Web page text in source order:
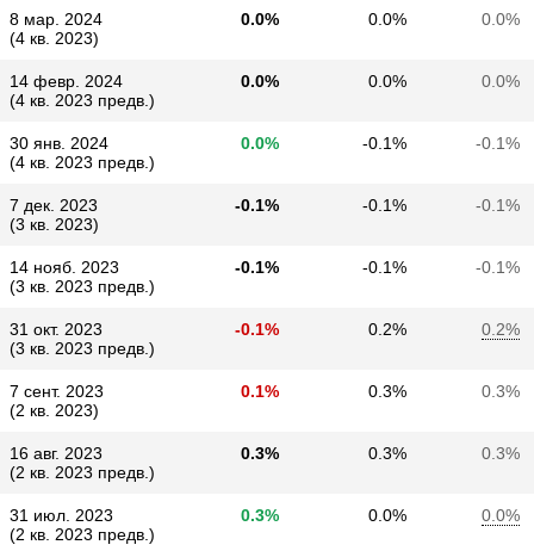
8 мар. 2024
(4 кв. 2023)
0.0% 0.0% 0.0%
14 февр. 2024
(4 кв. 2023 предв.)
0.0% 0.0% 0.0%
30 янв. 2024
(4 кв. 2023 предв.)
0.0% -0.1% -0.1%
7 дек. 2023
(3 кв. 2023)
-0.1% -0.1% -0.1%
14 нояб. 2023
(3 кв. 2023 предв.)
-0.1% -0.1% -0.1%
31 окт. 2023
(3 кв. 2023 предв.)
-0.1% 0.2% 0.2%
7 сент. 2023
(2 кв. 2023)
0.1% 0.3% 0.3%
16 авг. 2023
(2 кв. 2023 предв.)
0.3% 0.3% 0.3%
31 июл. 2023
(2 кв. 2023 предв.)
0.3% 0.0% 0.0%